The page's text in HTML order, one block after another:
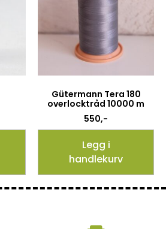
Gütermann Tera 180
overlocktråd 10000 m
550,-
Legg i
handlekurv